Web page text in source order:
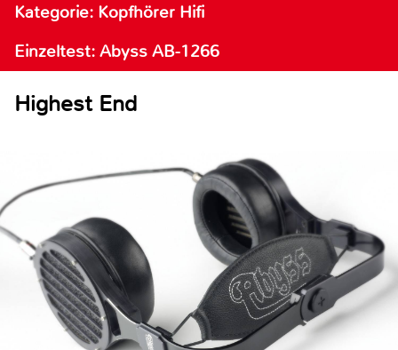
Kategorie: Kopfhörer Hifi
Einzeltest: Abyss AB-1266
Highest End